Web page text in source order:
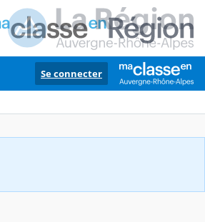
Se connecter